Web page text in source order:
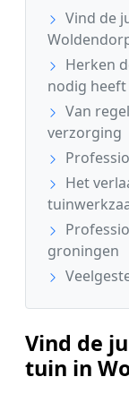
Vind de
Herken
nodig heeft
Van
verzorging
Het
groningen
Vind de
tuin in